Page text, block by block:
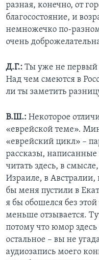
разная, конечно, от
благосостояние, и
немножечко по-
очень
Д.Г.: Ты уже не первый
Над чем смеются в
ли ты заметить
В.Ш.: Некоторое
«еврейской теме».
«еврейский цикл» –
рассказы,
читать здесь, в
Израиле, в Австралии,
бы меня пустили в
я бы обошелся без
меньше отзывается.
потому что юмор здесь
остальное – вы не
аудиозапись моего